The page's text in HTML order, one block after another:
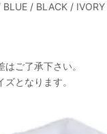
/ BLACK /
ご了承下さい。
となります。